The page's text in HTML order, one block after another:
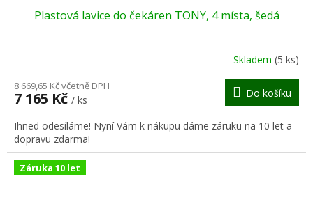
R
M
A
Plastová lavice do čekáren TONY, 4 místa, šedá
Skladem (5 ks)
8 669,65 Kč včetně DPH
7 165 Kč / ks
Do košíku
Ihned odesíláme! Nyní Vám k nákupu dáme záruku na 10 let a
dopravu zdarma!
Záruka 10 let